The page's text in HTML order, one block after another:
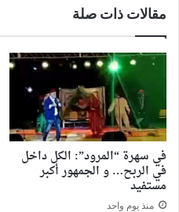
مقالات ذات صلة
في سهرة “المرود”: الكل داخل
في الربح… و الجمهور أكبر
مستفيد
منذ يوم واحد